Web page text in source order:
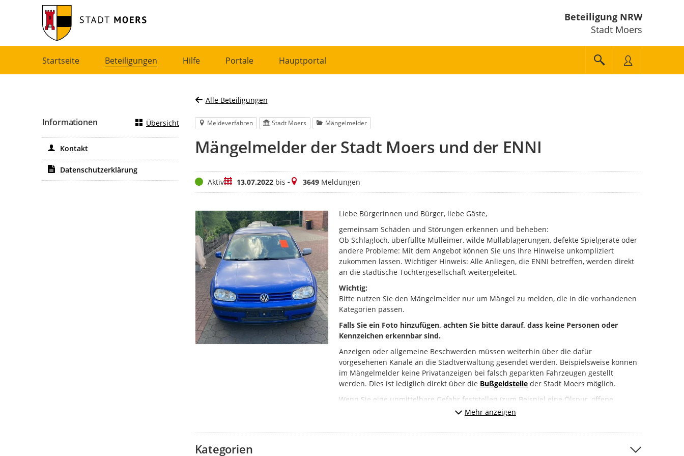
Beteiligung NRW
Stadt Moers
Startseite Beteiligungen Hilfe Portale Hauptportal
Alle Beteiligungen
Meldeverfahren Stadt Moers Mängelmelder
Mängelmelder der Stadt Moers und der ENNI
StatusAktivZeitraum
13.07.2022bis -Meldungen
3649Meldungen
Liebe Bürgerinnen und Bürger, liebe Gäste,
gemeinsam Schäden und Störungen erkennen und beheben:
Ob Schlagloch, überfüllte Mülleimer, wilde Müllablagerungen, defekte Spielgeräte oder
andere Probleme: Mit dem Angebot können Sie uns Ihre Hinweise unkompliziert
zukommen lassen. Wichtiger Hinweis: Alle Anliegen, die ENNI betreffen, werden direkt
an die städtische Tochtergesellschaft weitergeleitet.
Wichtig:
Bitte nutzen Sie den Mängelmelder nur um Mängel zu melden, die in die vorhandenen
Kategorien passen.
Falls Sie ein Foto hinzufügen, achten Sie bitte darauf, dass keine Personen oder
Kennzeichen erkennbar sind.
Anzeigen oder allgemeine Beschwerden müssen weiterhin über die dafür
vorgesehenen Kanäle an die Stadtverwaltung gesendet werden. Beispielsweise können
im Mängelmelder keine Privatanzeigen bei falsch geparkten Fahrzeugen gestellt
werden. Dies ist lediglich direkt über die Bußgeldstelle der Stadt Moers möglich.
Wenn Sie eine unmittelbare Gefahr feststellen (zum Beispiel eine Ölspur, offene
Kanalschächte oder einen Brand), melden Sie das bitte unbedingt direkt an die Polizei
So funktioniert der Mängelmelder:
Mehr anzeigen
Kategorien
Informationen Übersicht
Kontakt
Datenschutzerklärung